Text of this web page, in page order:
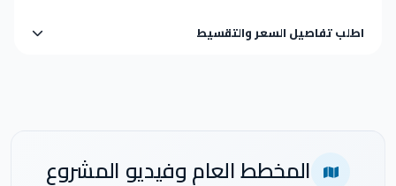
اطلب تفاصيل السعر والتقسيط
المخطط العام وفيديو المشروع